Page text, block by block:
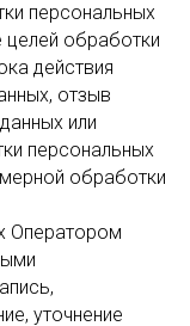
персональных
обработки
действия
отзыв
или
персональных
обработки
Оператором
уточнение